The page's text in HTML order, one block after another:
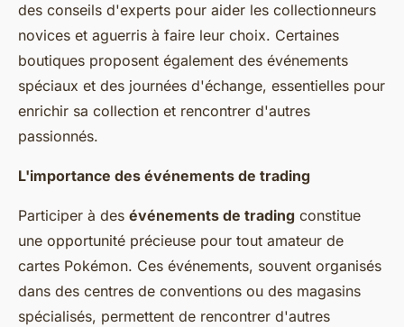
des conseils d'experts pour aider les collectionneurs
novices et aguerris à faire leur choix. Certaines
boutiques proposent également des événements
spéciaux et des journées d'échange, essentielles pour
enrichir sa collection et rencontrer d'autres
passionnés.
L'importance des événements de trading
Participer à des événements de trading constitue
une opportunité précieuse pour tout amateur de
cartes Pokémon. Ces événements, souvent organisés
dans des centres de conventions ou des magasins
spécialisés, permettent de rencontrer d'autres